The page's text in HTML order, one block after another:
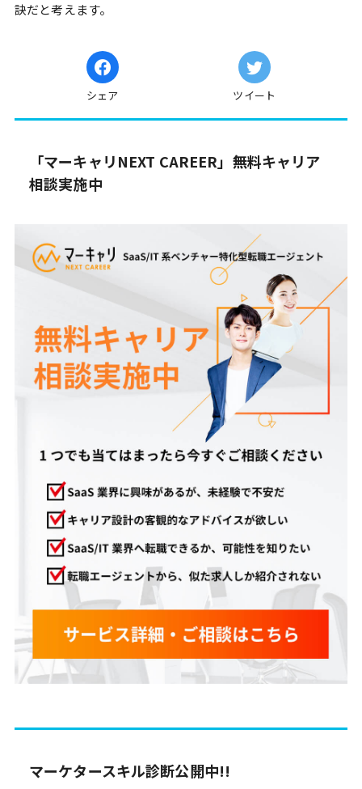
訣だと考えます。
シェア ツイート
「マーキャリNEXT CAREER」無料キャリア
相談実施中
マーケタースキル診断公開中!!